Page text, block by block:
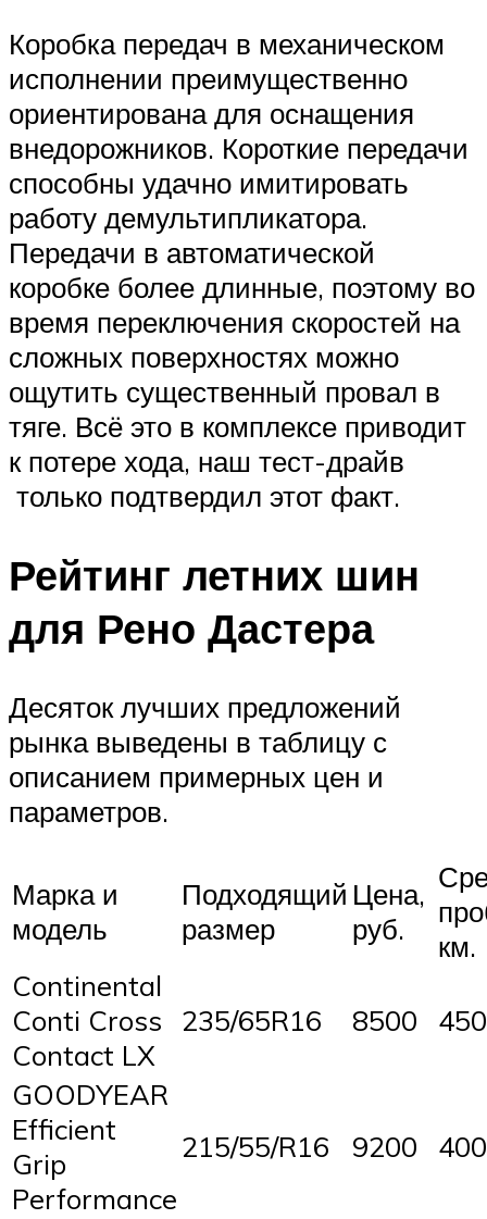
Коробка передач в механическом
исполнении преимущественно
ориентирована для оснащения
внедорожников. Короткие передачи
способны удачно имитировать
работу демультипликатора.
Передачи в автоматической
коробке более длинные, поэтому во
время переключения скоростей на
сложных поверхностях можно
ощутить существенный провал в
тяге. Всё это в комплексе приводит
к потере хода, наш тест-драйв
только подтвердил этот факт.
Рейтинг летних шин
для Рено Дастера
Десяток лучших предложений
рынка выведены в таблицу с
описанием примерных цен и
параметров.
Марка и
модель
Подходящий
размер
Цена,
руб.
км.
Continental
Conti Cross
Contact LX
235/65R16 8500
GOODYEAR
Efficient
Grip
Performance
215/55/R16 9200